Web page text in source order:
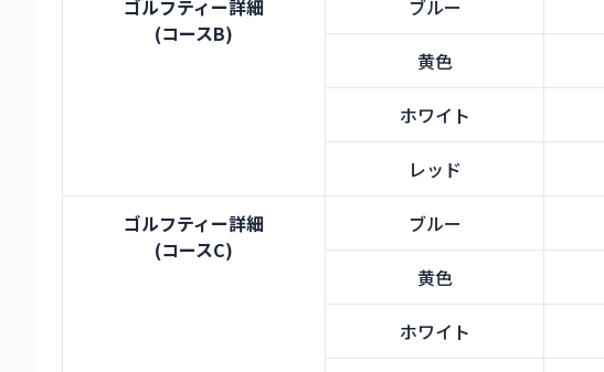
ゴルフティー詳細
(コースB)
ブルー
黄色
ホワイト
レッド
ゴルフティー詳細
(コースC)
ブルー
黄色
ホワイト